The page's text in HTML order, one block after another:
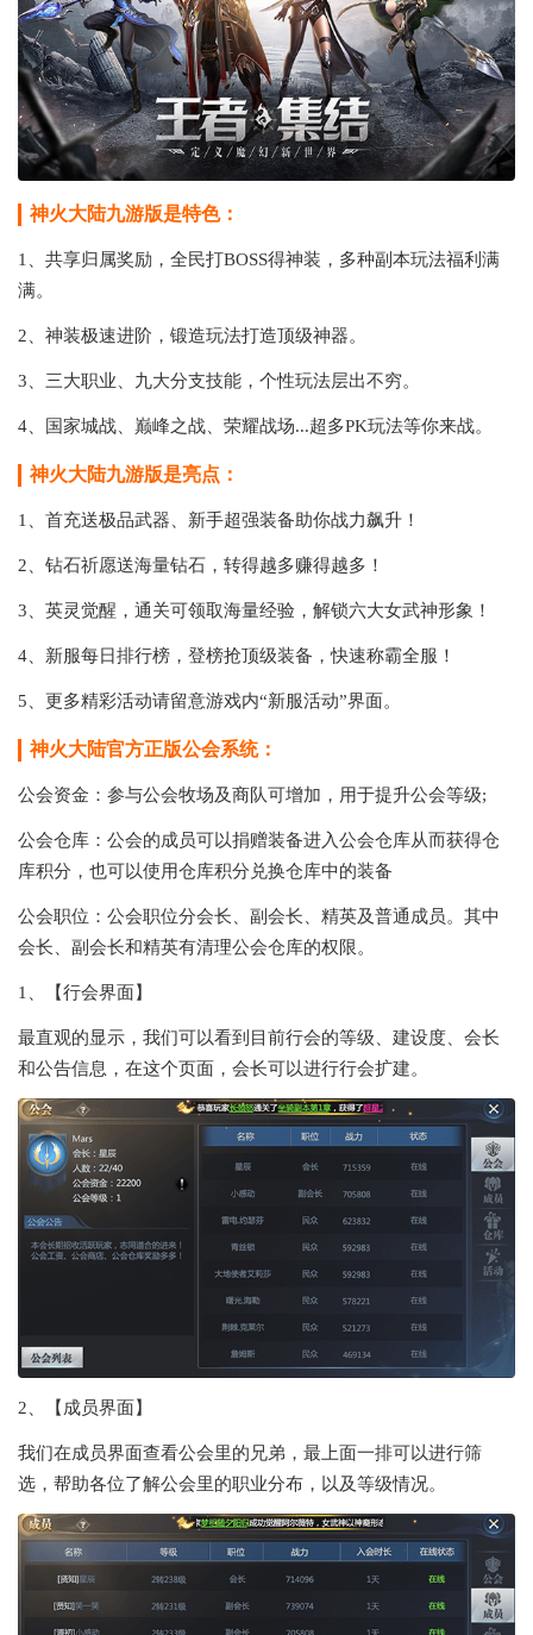
神火大陆九游版是特色：
1、共享归属奖励，全民打BOSS得神装，多种副本玩法福利满
满。
2、神装极速进阶，锻造玩法打造顶级神器。
3、三大职业、九大分支技能，个性玩法层出不穷。
4、国家城战、巅峰之战、荣耀战场...超多PK玩法等你来战。
神火大陆九游版是亮点：
1、首充送极品武器、新手超强装备助你战力飙升！
2、钻石祈愿送海量钻石，转得越多赚得越多！
3、英灵觉醒，通关可领取海量经验，解锁六大女武神形象！
4、新服每日排行榜，登榜抢顶级装备，快速称霸全服！
5、更多精彩活动请留意游戏内“新服活动”界面。
神火大陆官方正版公会系统：
公会资金：参与公会牧场及商队可增加，用于提升公会等级;
公会仓库：公会的成员可以捐赠装备进入公会仓库从而获得仓
库积分，也可以使用仓库积分兑换仓库中的装备
公会职位：公会职位分会长、副会长、精英及普通成员。其中
会长、副会长和精英有清理公会仓库的权限。
1、【行会界面】
最直观的显示，我们可以看到目前行会的等级、建设度、会长
和公告信息，在这个页面，会长可以进行行会扩建。
2、【成员界面】
我们在成员界面查看公会里的兄弟，最上面一排可以进行筛
选，帮助各位了解公会里的职业分布，以及等级情况。